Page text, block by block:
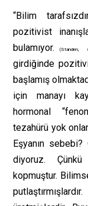
“Bilim
pozitivist
bulamıyor.
(Standen,
girdiğinde
başlamış
için manayı
hormonal
tezahürü yok
Eşyanın
diyoruz.
kopmuştur.